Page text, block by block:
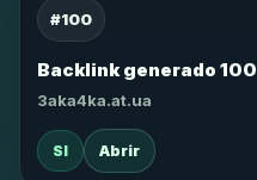
#100
Backlink generado 100
3aka4ka.at.ua
SI Abrir